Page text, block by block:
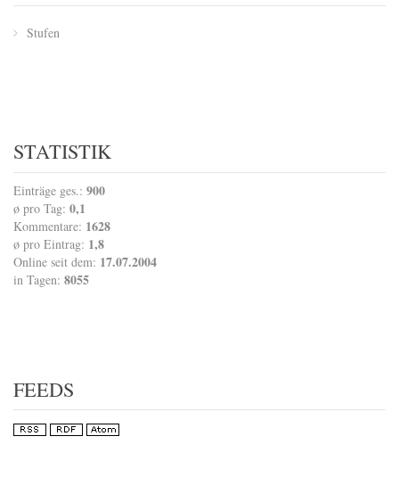
Stufen
STATISTIK
Einträge ges.: 900
ø pro Tag: 0,1
Kommentare: 1628
ø pro Eintrag: 1,8
Online seit dem: 17.07.2004
in Tagen: 8055
FEEDS